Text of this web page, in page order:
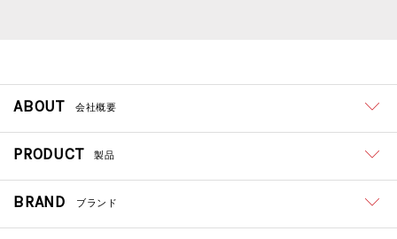
ABOUT 会社概要
PRODUCT 製品
BRAND ブランド